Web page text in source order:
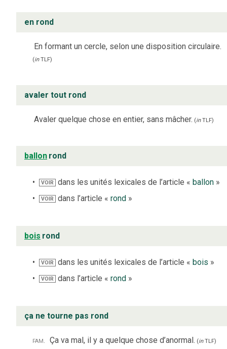
en rond
En formant un cercle, selon une disposition circulaire.
(inTLF)
avaler tout rond
Avaler quelque chose en entier, sans mâcher. (inTLF)
ballon rond
VOIR dans les unités lexicales de l’article «ballon »
VOIR dans l’article «rond »
bois rond
VOIR dans les unités lexicales de l’article «bois »
VOIR dans l’article «rond »
ça ne tourne pas rond
fam. Ça va mal, il y a quelque chose d’anormal. (inTLF)